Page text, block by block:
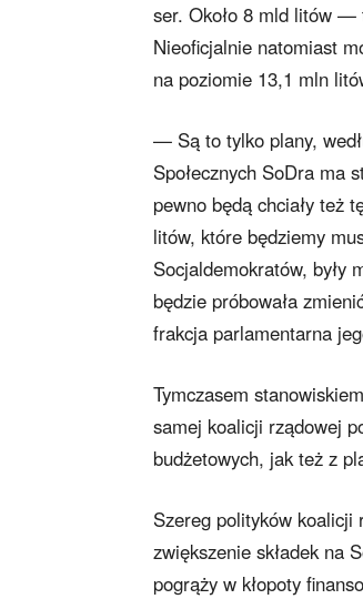
ser. Około 8 mld litów —
Nieoficjalnie natomiast
na poziomie 13,1 mln
— Są to tylko plany,
Społecznych SoDra ma
pewno będą chciały też
litów, które będziemy
Socjaldemokratów, były
będzie próbowała
frakcja parlamentarna
Tymczasem
samej koalicji rządowej
budżetowych, jak też z
Szereg polityków koalicji
zwiększenie składek na
pogrąży w kłopoty